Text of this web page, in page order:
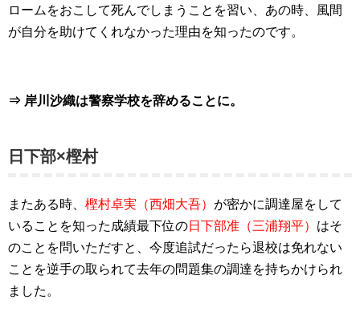
ロームをおこして死んでしまうことを習い、あの時、風間
が自分を助けてくれなかった理由を知ったのです。
⇒ 岸川沙織は警察学校を辞めることに。
日下部×樫村
またある時、 樫村卓実（西畑大吾） が密かに調達屋をして
いることを知った成績最下位の日下部准（三浦翔平） はそ
のことを問いただすと、今度追試だったら退校は免れない
ことを逆手の取られて去年の問題集の調達を持ちかけられ
ました。